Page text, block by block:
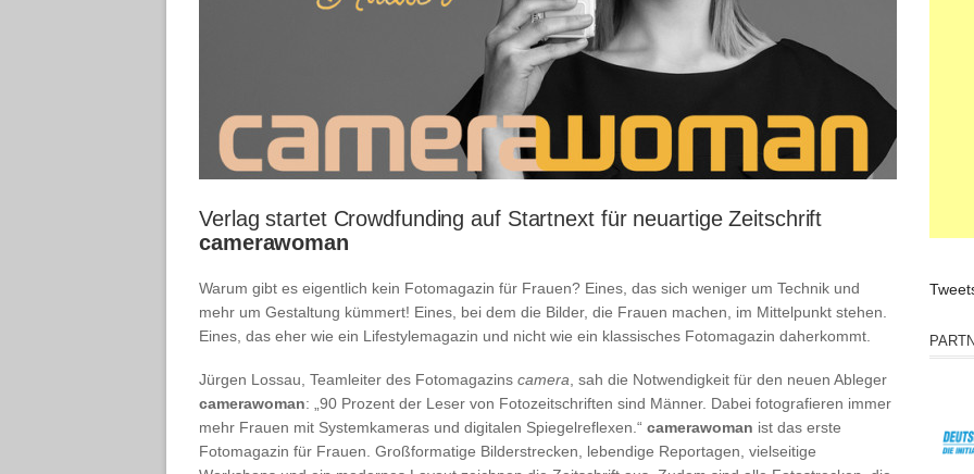
Verlag startet Crowdfunding auf Startnext für neuartige Zeitschrift
camerawoman
Warum gibt es eigentlich kein Fotomagazin für Frauen? Eines, das sich weniger um Technik und
mehr um Gestaltung kümmert! Eines, bei dem die Bilder, die Frauen machen, im Mittelpunkt stehen.
Eines, das eher wie ein Lifestylemagazin und nicht wie ein klassisches Fotomagazin daherkommt.
Jürgen Lossau, Teamleiter des Fotomagazins camera , sah die Notwendigkeit für den neuen Ableger
camerawoman: „90 Prozent der Leser von Fotozeitschriften sind Männer. Dabei fotografieren immer
mehr Frauen mit Systemkameras und digitalen Spiegelreflexen.“ camerawoman ist das erste
Fotomagazin für Frauen. Großformatige Bilderstrecken, lebendige Reportagen, vielseitige